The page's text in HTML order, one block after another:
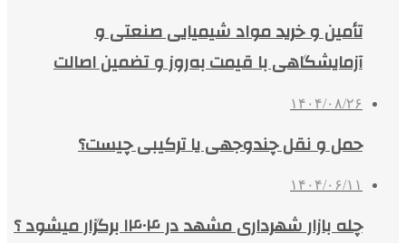
تأمین و خرید مواد شیمیایی صنعتی و
آزمایشگاهی با قیمت به‌روز و تضمین اصالت
۱۴۰۴/۰۸/۲۶
حمل و نقل چندوجهی یا ترکیبی چیست؟
۱۴۰۴/۰۶/۱۱
چله بازار شهرداری مشهد در ۱۴۰۴ برگزار میشود ؟